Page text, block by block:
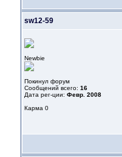
sw12-59
Newbie
Покинул форум
Сообщений всего: 16
Дата рег-ции: Февр. 2008
Карма 0